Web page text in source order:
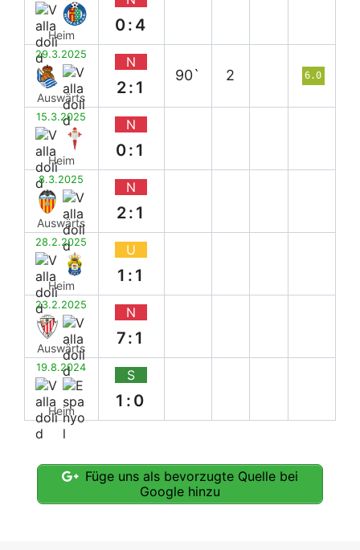
Heim
0:4
29.3.2025
Auswärts
N
2:1
90` 2 6.0
15.3.2025
Heim
N
0:1
8.3.2025
Auswärts
N
2:1
28.2.2025
Heim
U
1:1
23.2.2025
Auswärts
N
7:1
19.8.2024
Heim
S
1:0
Füge uns als bevorzugte Quelle bei
Google hinzu